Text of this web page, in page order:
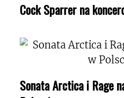
Cock Sparrer na
Sonata Arctica i Rage